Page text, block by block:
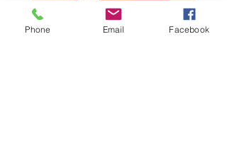
Phone Email Facebook